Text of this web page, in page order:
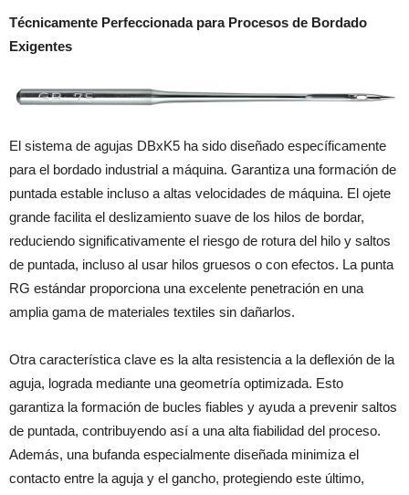
Técnicamente Perfeccionada para Procesos de Bordado
Exigentes
El sistema de agujas DBxK5 ha sido diseñado específicamente
para el bordado industrial a máquina. Garantiza una formación de
puntada estable incluso a altas velocidades de máquina. El ojete
grande facilita el deslizamiento suave de los hilos de bordar,
reduciendo significativamente el riesgo de rotura del hilo y saltos
de puntada, incluso al usar hilos gruesos o con efectos. La punta
RG estándar proporciona una excelente penetración en una
amplia gama de materiales textiles sin dañarlos.
Otra característica clave es la alta resistencia a la deflexión de la
aguja, lograda mediante una geometría optimizada. Esto
garantiza la formación de bucles fiables y ayuda a prevenir saltos
de puntada, contribuyendo así a una alta fiabilidad del proceso.
Además, una bufanda especialmente diseñada minimiza el
contacto entre la aguja y el gancho, protegiendo este último,